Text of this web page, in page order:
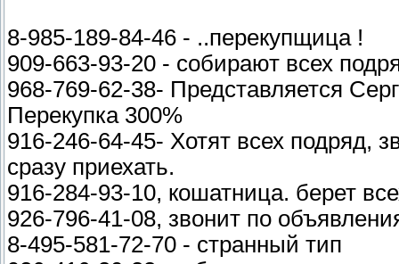
8-985-189-84-46 - ..перекупщица !
909-663-93-20 - собирают всех
968-769-62-38- Представляется
Перекупка 300%
916-246-64-45- Хотят всех подряд,
сразу приехать.
916-284-93-10, кошатница. берет
926-796-41-08, звонит по
8-495-581-72-70 - странный тип